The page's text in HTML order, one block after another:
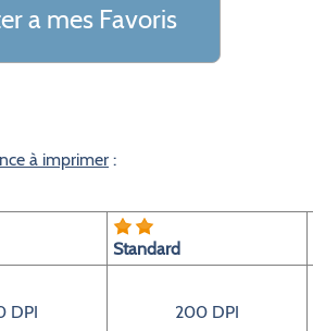
a mes Favoris
à imprimer :
Standard
DPI 200 DPI